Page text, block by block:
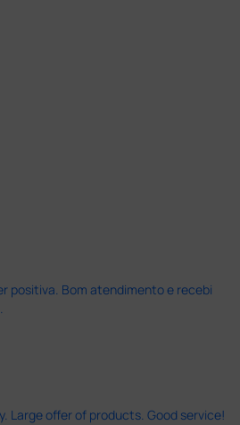
positiva. Bom atendimento e recebi
Large offer of products. Good service!